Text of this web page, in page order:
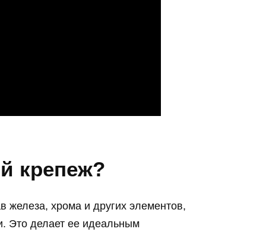
крепеж?
железа, хрома и других элементов,
Это делает ее идеальным